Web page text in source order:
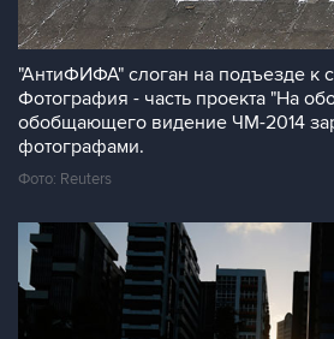
"АнтиФИФА" слоган на подъезде к
Фотография - часть проекта "На
обобщающего видение ЧМ-2014
фотографами.
Фото: Reuters